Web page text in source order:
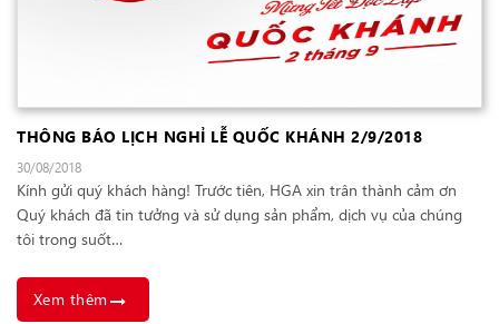
THÔNG BÁO LỊCH NGHỈ LỄ QUỐC KHÁNH 2/9/2018
30/08/2018
Kính gửi quý khách hàng! Trước tiên, HGA xin trân thành cảm ơn
Quý khách đã tin tưởng và sử dụng sản phẩm, dịch vụ của chúng
tôi trong suốt…
Xem thêm